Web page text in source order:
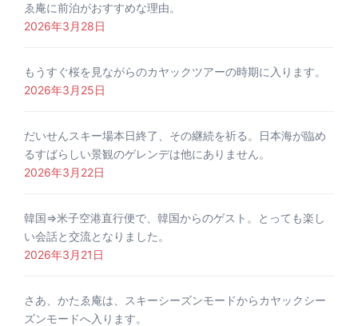
ゑ庵に前泊がおすすめな理由。
2026年3月28日
もうすぐ桜を見ながらのカヤックツアーの時期に入ります。
2026年3月25日
だいせんスキー場本日終了、その継続を祈る。日本海が臨め
るすばらしい景観のゲレンデは他にありません。
2026年3月22日
韓国⇒米子空港直行便で、韓国からのゲスト。とっても楽し
い会話と交流となりました。
2026年3月21日
さあ、かたゑ庵は、スキーシーズンモードからカヤックシー
ズンモードへ入ります。